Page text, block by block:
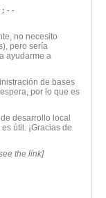
no necesito
pero sería
ayudarme a
de bases
por lo que es
desarrollo local
útil. ¡Gracias de
the link]